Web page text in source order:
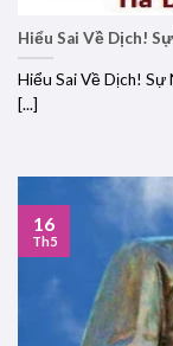
Hiểu Sai Về Dịch!
Hiểu Sai Về Dịch!
[...]
16
Th5